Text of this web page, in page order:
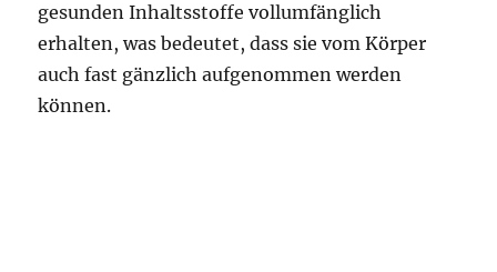
gesunden Inhaltsstoffe vollumfänglich
erhalten, was bedeutet, dass sie vom Körper
auch fast gänzlich aufgenommen werden
können.